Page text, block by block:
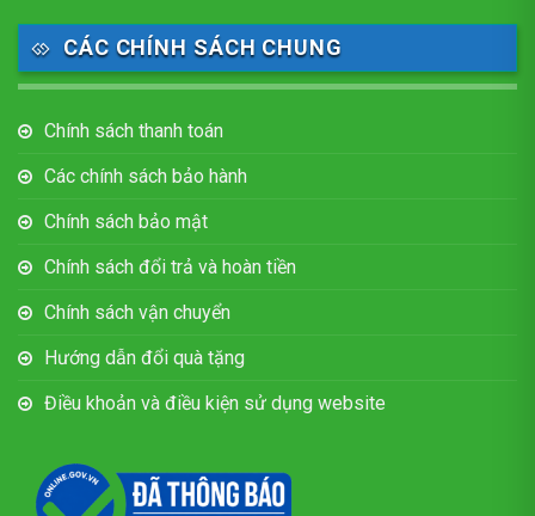
CÁC CHÍNH SÁCH CHUNG
Chính sách thanh toán
Các chính sách bảo hành
Chính sách bảo mật
Chính sách đổi trả và hoàn tiền
Chính sách vận chuyển
Hướng dẫn đổi quà tặng
Điều khoản và điều kiện sử dụng website